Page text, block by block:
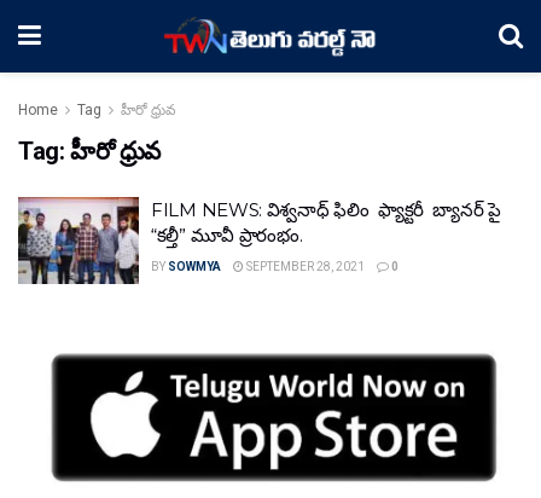
Home Tag హీరో ధ్రువ
Tag: హీరో ధ్రువ
FILM NEWS: విశ్వనాధ్ ఫిలిం ఫ్యాక్టరీ బ్యానర్ పై
“కల్తీ” మూవీ ప్రారంభం.
BY SOWMYA SEPTEMBER 28, 2021 0